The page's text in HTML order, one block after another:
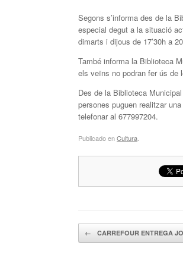
Segons s’informa des de la
especial degut a la situació
dimarts i dijous de 17’30h a
També informa la Biblioteca
els veïns no podran fer ús de
Des de la Biblioteca
persones puguen realitzar
telefonar al 677997204.
Publicado enCultura
Navegador de artículos
← CARREFOUR ENTREGA